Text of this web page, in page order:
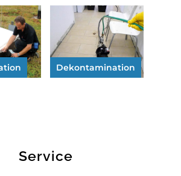
Dekontamination
Service